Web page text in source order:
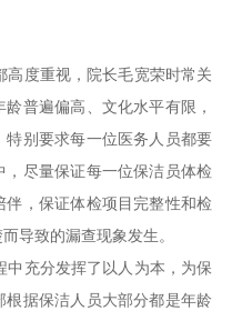
度重视，院长毛宽荣时常关
普遍偏高、文化水平有限，
别要求每一位医务人员都要
尽量保证每一位保洁员体检
，保证体检项目完整性和检
导致的漏查现象发生。
充分发挥了以人为本，为保
据保洁人员大部分都是年龄